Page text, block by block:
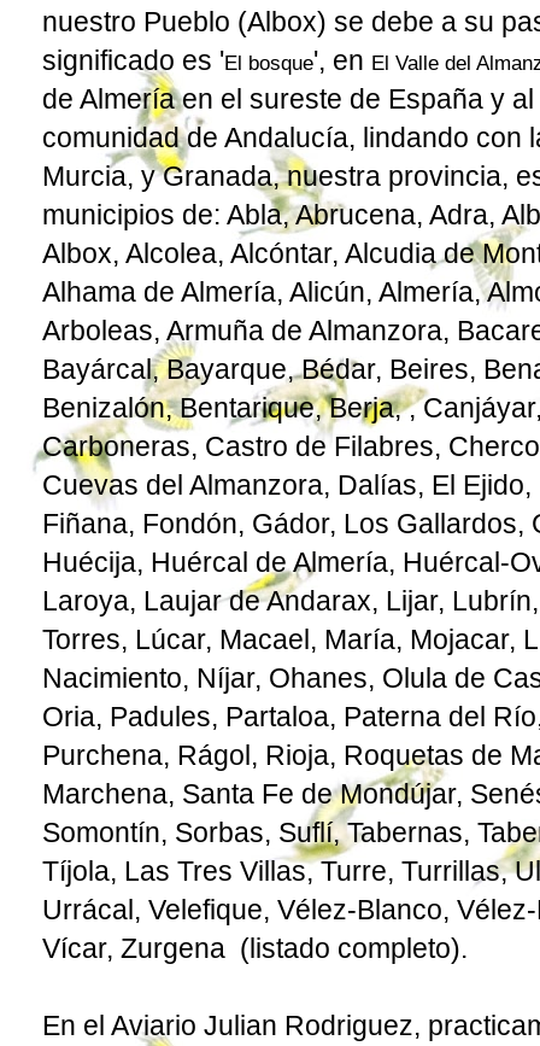
nuestro Pueblo (Albox) se debe a su
significado es 'El bosque', en El Valle del
de Almería en el sureste de España y
comunidad de Andalucía, lindando con
Murcia, y Granada, nuestra provincia,
municipios de: Abla, Abrucena, Adra,
Albox, Alcolea, Alcóntar, Alcudia de
Alhama de Almería, Alicún, Almería,
Arboleas, Armuña de Almanzora,
Bayárcal, Bayarque, Bédar, Beires,
Benizalón, Bentarique, Berja, ,
Carboneras, Castro de Filabres,
Cuevas del Almanzora, Dalías, El
Fiñana, Fondón, Gádor, Los Gallardos,
Huécija, Huércal de Almería, Huércal-
Laroya, Laujar de Andarax, Lijar,
Torres, Lúcar, Macael, María, Mojacar,
Nacimiento, Níjar, Ohanes, Olula de
Oria, Padules, Partaloa, Paterna del
Purchena, Rágol, Rioja, Roquetas de
Marchena, Santa Fe de Mondújar,
Somontín, Sorbas, Suflí, Tabernas,
Tíjola, Las Tres Villas, Turre, Turrillas,
Urrácal, Velefique, Vélez-Blanco,
Vícar, Zurgena (listado completo).
En el Aviario Julian Rodriguez,